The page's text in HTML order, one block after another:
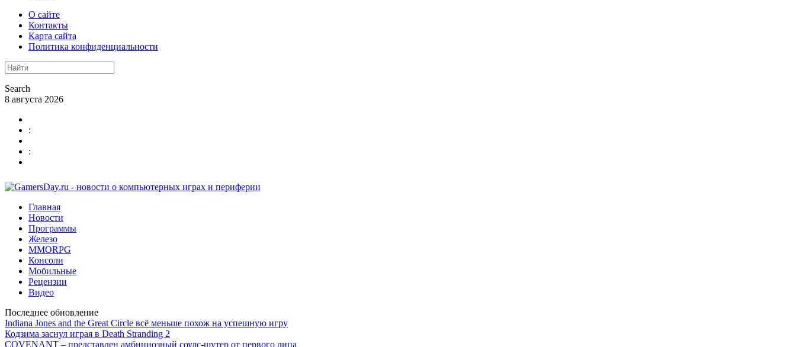
О сайте
Контакты
Карта сайта
Политика конфиденциальности
Search
8 августа 2026
:
:
Главная
Новости
Программы
Железо
MMORPG
Консоли
Мобильные
Рецензии
Видео
Последнее обновление
Indiana Jones and the Great Circle всё меньше похож на успешную игру
Кодзима заснул играя в Death Stranding 2
COVENANT – представлен амбициозный соулс-шутер от первого лица